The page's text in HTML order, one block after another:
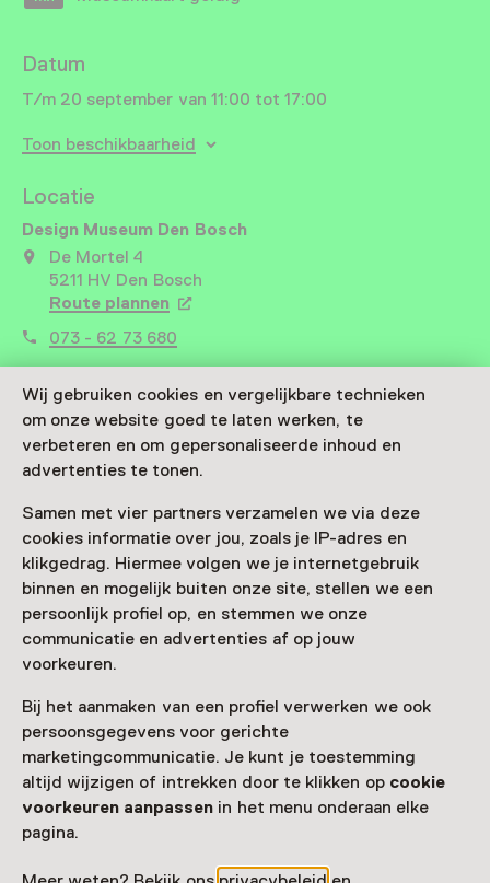
Wij gebruiken cookies en vergelijkbare technieken
om onze website goed te laten werken, te
verbeteren en om gepersonaliseerde inhoud en
advertenties te tonen.
Samen met vier partners verzamelen we via deze
cookies informatie over jou, zoals je IP-adres en
klikgedrag. Hiermee volgen we je internetgebruik
binnen en mogelijk buiten onze site, stellen we een
persoonlijk profiel op, en stemmen we onze
communicatie en advertenties af op jouw
voorkeuren.
Bij het aanmaken van een profiel verwerken we ook
persoonsgegevens voor gerichte
marketingcommunicatie. Je kunt je toestemming
altijd wijzigen of intrekken door te klikken op cookie
voorkeuren aanpassen in het menu onderaan elke
pagina.
Datum
T/m 20 september van 11:00 tot 17:00
Toon beschikbaarheid
Locatie
Design Museum Den Bosch
De Mortel 4
5211 HV Den Bosch
Route plannen Opent in een nieuw tabblad
073 - 62 73 680
Meer openingstijden
Zien & doen in Design
Museum Den Bosch